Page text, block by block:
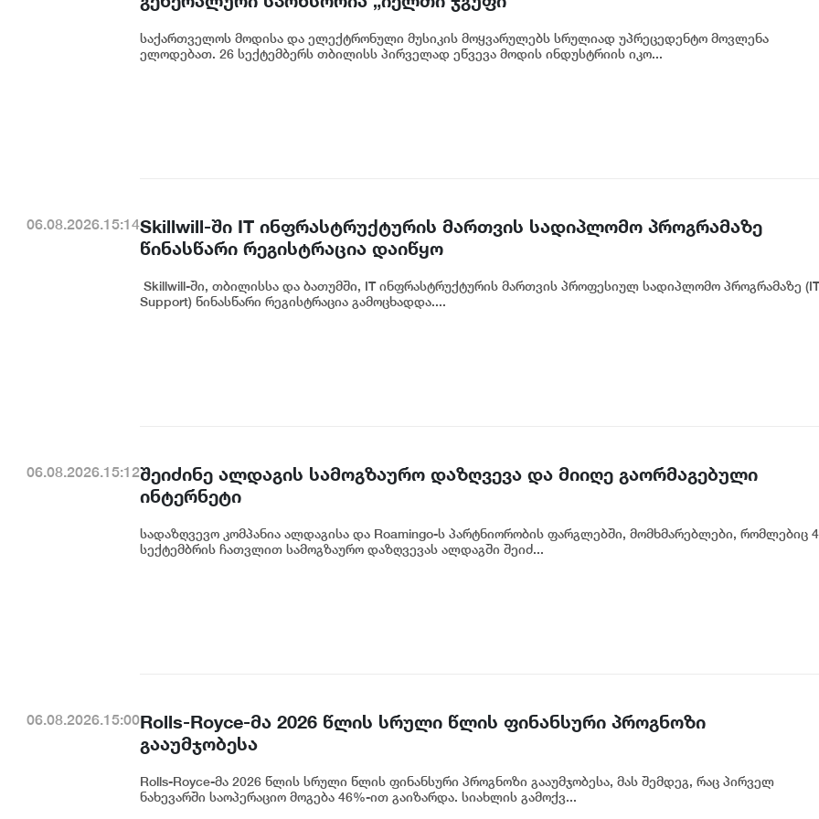
საქართველოს მოდისა და ელექტრონული მუსიკის მოყვარულებს სრულიად უპრეცედენტო მოვლენა
ელოდებათ. 26 სექტემბერს თბილისს პირველად ეწვევა მოდის ინდუსტრიის იკო...
06.08.2026.15:14Skillwill-ში IT ინფრასტრუქტურის მართვის სადიპლომო პროგრამაზე
წინასწარი რეგისტრაცია დაიწყო
Skillwill-ში, თბილისსა და ბათუმში, IT ინფრასტრუქტურის მართვის პროფესიულ სადიპლომო პროგრამაზე (IT
Support) წინასწარი რეგისტრაცია გამოცხადდა....
06.08.2026.15:12შეიძინე ალდაგის სამოგზაურო დაზღვევა და მიიღე გაორმაგებული
ინტერნეტი
სადაზღვევო კომპანია ალდაგისა და Roamingo-ს პარტნიორობის ფარგლებში, მომხმარებლები, რომლებიც 4
სექტემბრის ჩათვლით სამოგზაურო დაზღვევას ალდაგში შეიძ...
06.08.2026.15:00Rolls-Royce-მა 2026 წლის სრული წლის ფინანსური პროგნოზი
გააუმჯობესა
Rolls-Royce-მა 2026 წლის სრული წლის ფინანსური პროგნოზი გააუმჯობესა, მას შემდეგ, რაც პირველ
ნახევარში საოპერაციო მოგება 46%-ით გაიზარდა. სიახლის გამოქვ...